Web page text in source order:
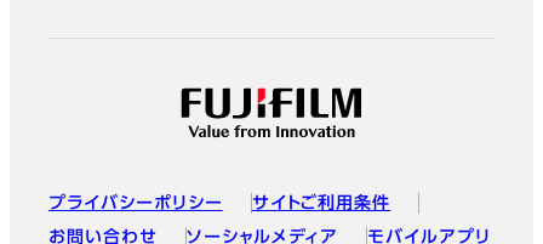
プライバシーポリシー
サイトご利用条件
お問い合わせ
ソーシャルメディア モバイルアプリ